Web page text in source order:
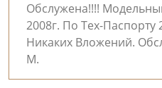
Обслужена!!!!
2008г. По Тех-Паспорту
Никаких Вложений.
М.